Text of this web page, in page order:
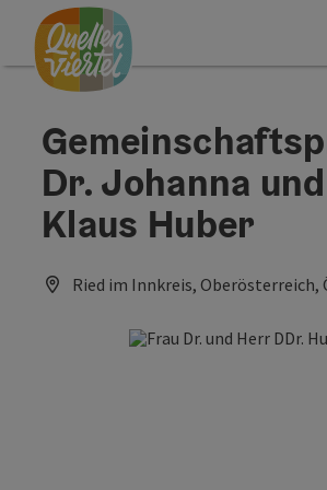
Zum Inhalt
Zur Navigation
Zum Seitenanfang
Dr. Johanna
Klaus Huber
Ried im Innkreis, Oberösterreich,